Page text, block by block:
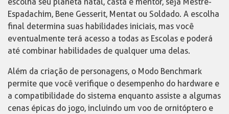
Espadachim, Bene Gesserit, Mentat ou Soldado. A escolha
final determina suas habilidades iniciais, mas você
eventualmente terá acesso a todas as Escolas e poderá
até combinar habilidades de qualquer uma delas.
Além da criação de personagens, o Modo Benchmark
permite que você verifique o desempenho do hardware e
a compatibilidade do sistema enquanto assiste a algumas
cenas épicas do jogo, incluindo um voo de ornitóptero e